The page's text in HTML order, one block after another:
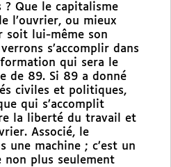
? Que le capitalisme
l’ouvrier, ou mieux
soit lui-même son
s’accomplir dans
qui sera le
de 89. Si 89 a donné
civiles et politiques,
qui s’accomplit
la liberté du travail et
Associé, le
une machine ; c’est un
non plus seulement